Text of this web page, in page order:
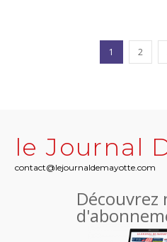
1 2
le Journal
contact@lejournaldemayotte.com
Découvrez